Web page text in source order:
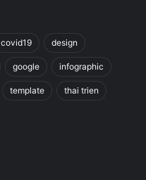
covid19 design
google infographic
template thai trien